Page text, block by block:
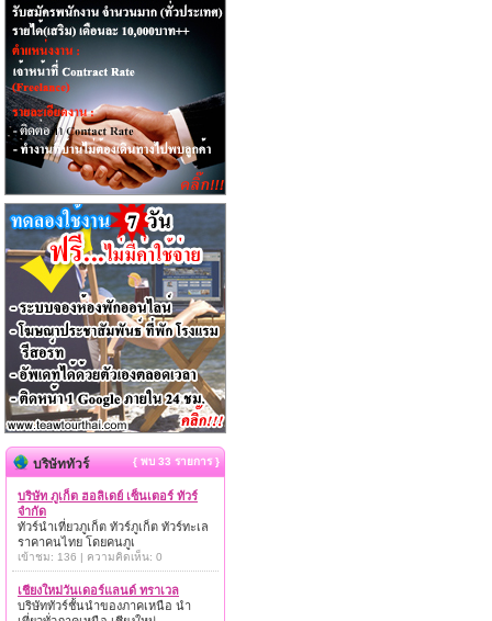
บริษัททัวร์ { พบ 33 รายการ }
บริษัท ภูเก็ต ฮอลิเดย์ เซ็นเตอร์ ทัวร์
จำกัด
ทัวร์นำเที่ยวภูเก็ต ทัวร์ภูเก็ต ทัวร์ทะเล
ราคาคนไทย โดยคนภูเ
เข้าชม: 136 | ความคิดเห็น: 0
เชียงใหม่วันเดอร์แลนด์ ทราเวล
บริษัททัวร์ชั้นนำของภาคเหนือ นำ